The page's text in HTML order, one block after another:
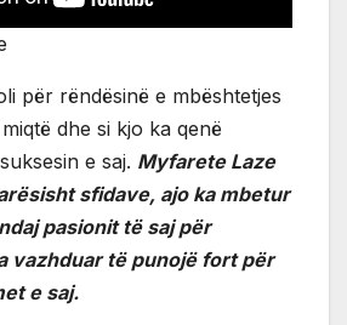
për rëndësinë e mbështetjes
dhe si kjo ka qenë
e saj. Myfarete Laze
sfidave, ajo ka mbetur
pasionit të saj për
vazhduar të punojë fort për
e saj.